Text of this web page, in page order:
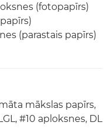
(fotopapīrs)
(parastais papīrs)
mākslas papīrs,
#10 aploksnes, DL